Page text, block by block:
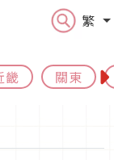
繁
畿 關東